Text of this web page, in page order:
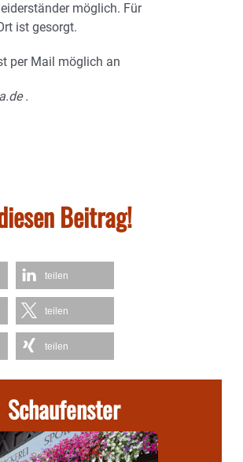
möglich. Für
ist gesorgt.
per Mail möglich an
.
Beitrag!
teilen
teilen
teilen
Schaufenster